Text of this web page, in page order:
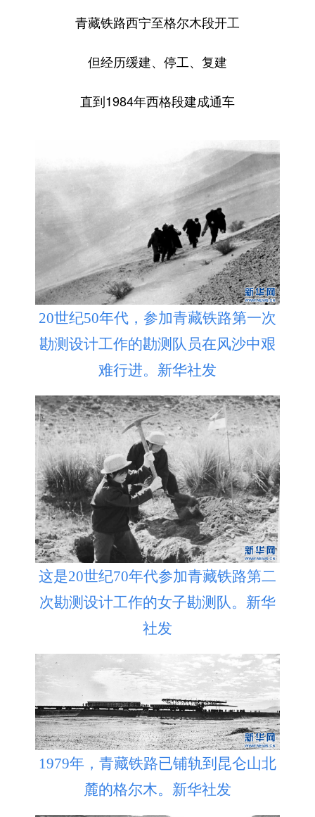
青藏铁路西宁至格尔木段开工
但经历缓建、停工、复建
直到1984年西格段建成通车
20世纪50年代，参加青藏铁路第一次
勘测设计工作的勘测队员在风沙中艰
难行进。新华社发
这是20世纪70年代参加青藏铁路第二
次勘测设计工作的女子勘测队。新华
社发
1979年，青藏铁路已铺轨到昆仑山北
麓的格尔木。新华社发